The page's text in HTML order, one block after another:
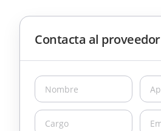
Contacta al proveedor